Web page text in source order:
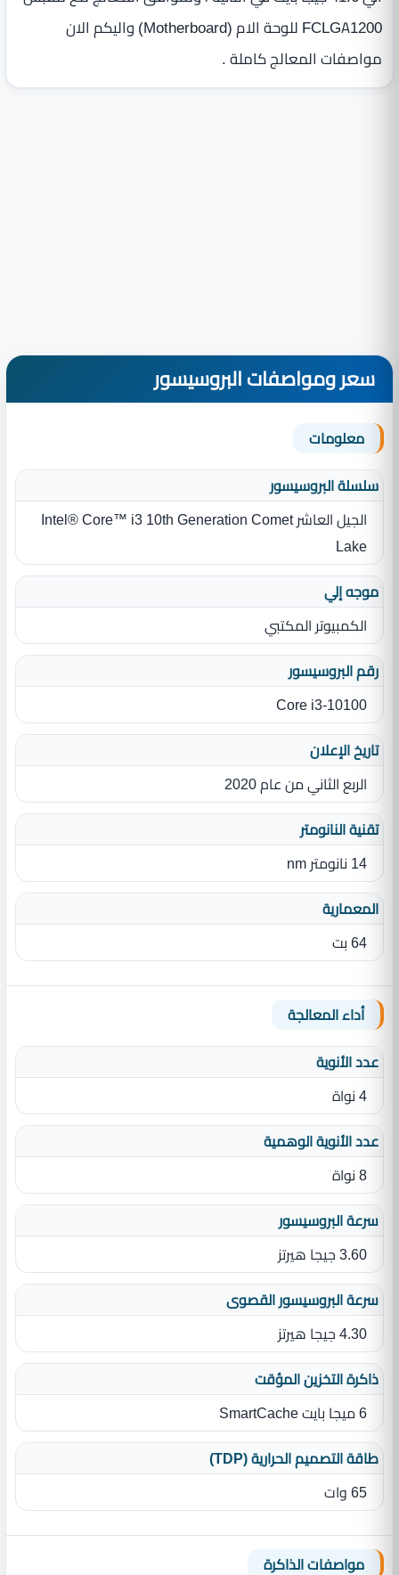
FCLGA1200 للوحة الام (Motherboard) واليكم الان
مواصفات المعالج كاملة .
سعر ومواصفات البروسيسور
معلومات
سلسلة البروسيسور
الجيل العاشر Intel® Core™ i3 10th Generation Comet
Lake
موجه إلي
الكمبيوتر المكتبي
رقم البروسيسور
Core i3-10100
تاريخ الإعلان
الربع الثاني من عام 2020
تقنية النانومتر
14 نانومتر nm
المعمارية
64 بت
أداء المعالجة
عدد الأنوية
4 نواة
عدد الأنوية الوهمية
8 نواة
سرعة البروسيسور
3.60 جيجا هيرتز
سرعة البروسيسور القصوى
4.30 جيجا هيرتز
ذاكرة التخزين المؤقت
6 ميجا بايت SmartCache
طاقة التصميم الحرارية (TDP)
65 وات
مواصفات الذاكرة